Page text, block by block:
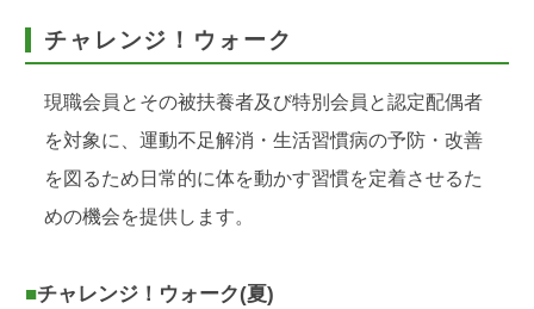
チャレンジ！ウォーク
現職会員とその被扶養者及び特別会員と認定配偶者
を対象に、運動不足解消・生活習慣病の予防・改善
を図るため日常的に体を動かす習慣を定着させるた
めの機会を提供します。
■チャレンジ！ウォーク(夏)